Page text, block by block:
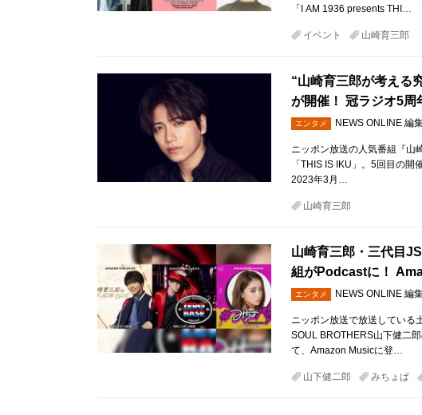
「I AM 1936 presents THI…
イベント 山崎育三郎
“山崎育三郎が考える
が開催！ 冠ラジオ5周
エンタメ NEWS ONLINE 編
ニッポン放送の人気番組『山
「THIS IS IKU」。5回目の
2023年3月…
山崎育三郎
山崎育三郎・三代目
組がPodcastに！
エンタメ NEWS ONLINE 編
ニッポン放送で放送している
SOUL BROTHERS山下健二
て、Amazon Musicに登…
山下健二郎 みちょぱ